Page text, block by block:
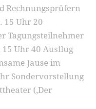
Rechnungsprüfern
15 Uhr 20
Tagungs­teilnehmer
Uhr 40 Ausflug
Jause im
Sondervorstellung
(‚Der